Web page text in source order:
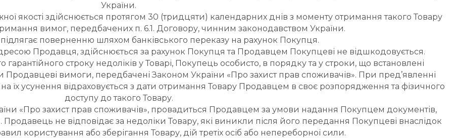
України.
якості здійснюється протягом 30 (тридцяти) календарних днів з моменту отримання такого Товару
вимог, передбачених п. 6.1. Договору, чинним законодавством України.
підлягає поверненню шляхом банківського переказу на рахунок Покупця.
Продавця, здійснюється за рахунок Покупця та Продавцем Покупцеві не відшкодовується.
строку недоліків у Товарі, Покупець особисто, в порядку та у строки, що встановлені
вимоги, передбачені Законом України «Про захист прав споживачів». При пред’явленні
їх усунення відраховується з дати отримання Товару Продавцем в своє розпорядження та фізичного
доступу до такого Товару.
«Про захист прав споживачів», провадиться Продавцем за умови надання Покупцем документів,
не відповідає за недоліки Товару, які виникли після його передання Покупцеві внаслідок
користування або зберігання Товару, дій третіх осіб або непереборної сили.